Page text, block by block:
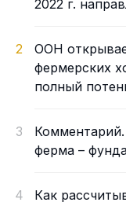
2022 г.
2
ООН
фермерских
полный
3
ферма –
4 Как